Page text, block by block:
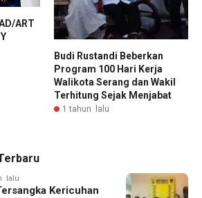
ART
Budi Rustandi Beberkan
Program 100 Hari Kerja
Walikota Serang dan Wakil
Terhitung Sejak Menjabat
1 tahun lalu
lalu
Kericuhan